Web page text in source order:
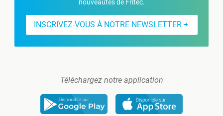
nouveautés de Fritec.
INSCRIVEZ-VOUS À NOTRE NEWSLETTER
Téléchargez notre application